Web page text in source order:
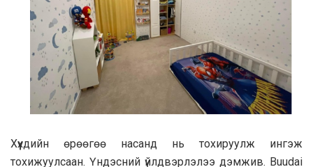
Хүүхдийн өрөөгөө насанд нь тохируулж ингэж
тохижуулсаан. Үндэсний үйлдвэрлэлээ дэмжив. Buudai